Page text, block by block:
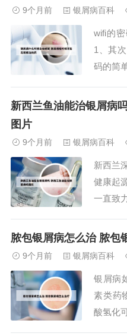
淡为主
脂、低...
9个月前 银屑病百科
wifi的
1、其
码的简
以显著
D 关闭”
新西兰鱼油能治银屑病
图片
9个月前 银屑病百科
新西兰
健康起
一直致
确保
胶囊含
脓包银屑病怎么治 脓包
9个月前 银屑病百科
银屑病
素类药
酸氢化